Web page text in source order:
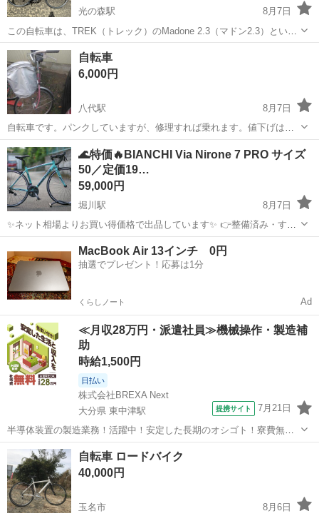
光の森駅
8月7日
この自転車は、TREK（トレック）のMadone 2.3（マドン2.3）という
モデルのロードバイクです。2013年モデルのアルミフレームを採用し
たエントリーモデルで、鮮やかなブルーのカラーリングが特徴です。
コンポーネントには...
熊本 熊本市 光の森駅
自転車
6,000円
八代駅
8月7日
自転車です。パンクしていますが、修理すれば乗れます。値下げはい
たしませんので
熊本 八代市 八代駅
🌊特価🔥BIANCHI Via Nirone 7 PRO サイズ
50／定価19…
59,000円
堀川駅
8月7日
✨ネット相場よりお買い得価格で出品しています✨ 👉整備済み・すぐ
乗れる状態です！ Bianchi（ビアンキ）の人気アルミロード ViaNirone
7 PRO です🚴‍♂️✨ 軽量なアルミフレームとカーボンフォ...
熊本市 堀川駅 ロードバイク
MacBook Air 13インチ 0円
抽選でプレゼント！応募は1分
くらしノート Ad
≪月収28万円・派遣社員≫機械操作・製造補
助
時給1,500円
日払い
株式会社BREXA Next
大分県 東中津駅
提携サイト 7月21日
半導体装置の製造業務！活躍中！安定した長期のオシゴト！寮費無料
★赴任旅費会社負担◎20代～40代の男性活躍中★未経験活躍中！高時
給1,500円！《大分県中津市》 人気の工場のお仕事 ◇半導体装置内部
のシート製造◇ ＊クリー...
大分 中津市 東中津駅 その他
自転車 ロードバイク
40,000円
玉名市
8月6日